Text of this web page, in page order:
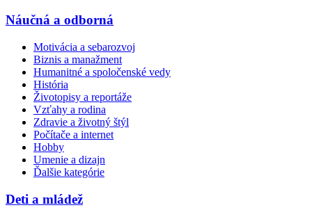
Náučná a odborná
Motivácia a sebarozvoj
Biznis a manažment
Humanitné a spoločenské vedy
História
Životopisy a reportáže
Vzťahy a rodina
Zdravie a životný štýl
Počítače a internet
Hobby
Umenie a dizajn
Ďalšie kategórie
Deti a mládež